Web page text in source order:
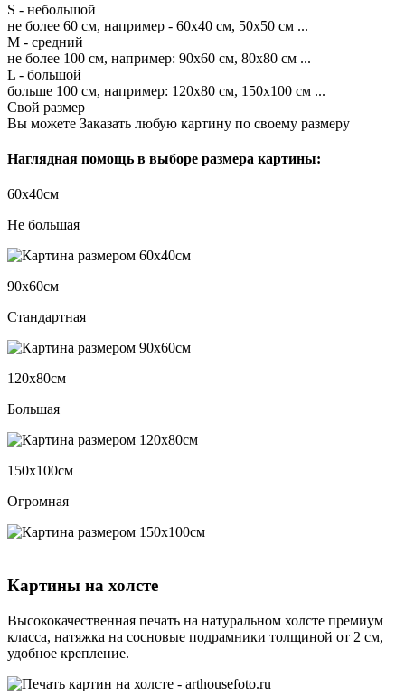
S - небольшой
не более 60 см, например - 60х40 см, 50х50 см ...
M - средний
не более 100 см, например: 90х60 см, 80х80 см ...
L - большой
больше 100 см, например: 120х80 см, 150х100 см ...
Свой размер
Вы можете Заказать любую картину по своему размеру
Наглядная помощь в выборе размера картины:
60х40см
Не большая
90х60см
Стандартная
120х80см
Большая
150х100см
Огромная
Картины на холсте
Высококачественная печать на натуральном холсте премиум
класса, натяжка на сосновые подрамники толщиной от 2 см,
удобное крепление.